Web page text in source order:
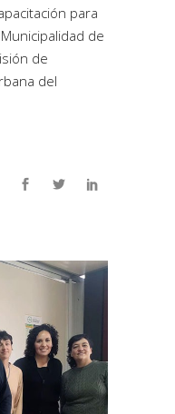
para
de
de
del